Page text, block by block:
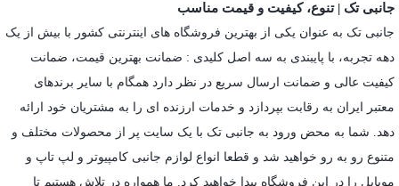
جانبی تک | تنوع، کیفیت و قیمت مناسب
جانبی تک به عنوان یکی از بهترین فروشگاه های اینترنتی کشور با بیش از یک
دهه تجربه، با پایبندی به سه اصل کلیدی : ضمانت بهترین قیمت، ضمانت
کیفیت عالی و ضمانت ارسال سریع در نظر دارد همگام با سایر برندهای
معتبر ایران به رقابت بپردازد و خدمات ارزنده ای را به مشتریان خود ارائه
دهد. شما به محض ورود به جانبی تک با یک سایت پر از محصولات مختلف و
متنوع رو به رو خواهید شد و قطعا انواع لوازم جانبی کامپیوتر و لپ تاپ و
موبایل را در این فروشگاه پیدا خواهید کرد. ما همواره در تلاش هستیم تا